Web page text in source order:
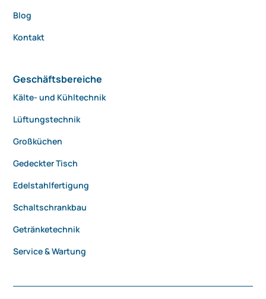
Blog
Kontakt
Geschäftsbereiche
Kälte- und Kühltechnik
Lüftungstechnik
Großküchen
Gedeckter Tisch
Edelstahlfertigung
Schaltschrankbau
Getränketechnik
Service & Wartung